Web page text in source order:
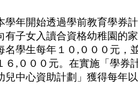
年開始透過學前教育學券計
有子女入讀合資格幼稚園的
名學生每年１０,０００元，
６,０００元。在實施「學券
兒中心資助計劃」獲得每年